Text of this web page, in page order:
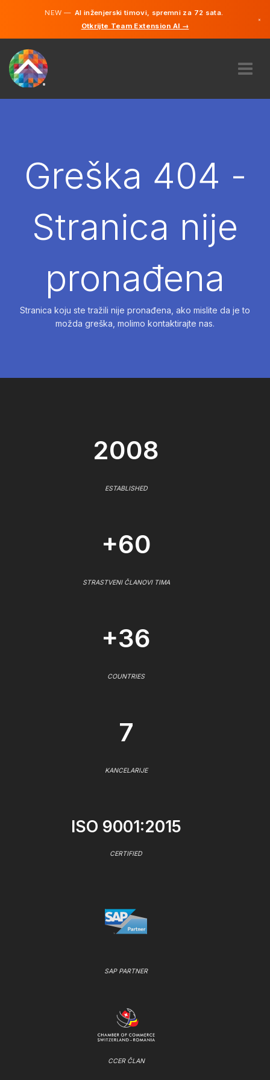
NEW —AI inženjerski timovi, spremni za 72 sata.
Otkrijte Team Extension AI →
×
NAJAMGreška 404 -
Stranica nije
pronađena
Stranica koju ste tražili nije pronađena, ako mislite da je to
možda greška, molimo kontaktirajte nas.
2008
ESTABLISHED
+60
STRASTVENI ČLANOVI TIMA
+36
COUNTRIES
7
KANCELARIJE
ISO 9001:2015
CERTIFIED
SAP PARTNER
CCER ČLAN